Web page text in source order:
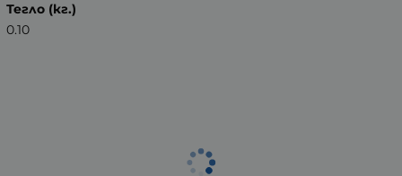
Тегло (кг.)
0.10